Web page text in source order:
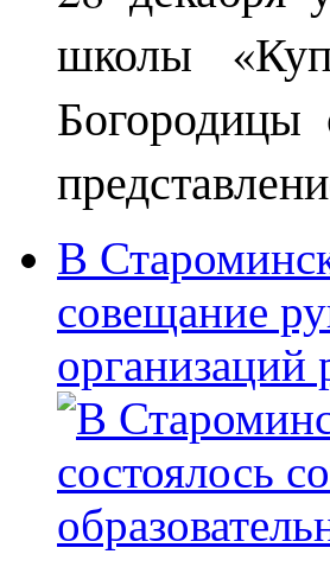
школы
Богородицы
В
совещание
организаций